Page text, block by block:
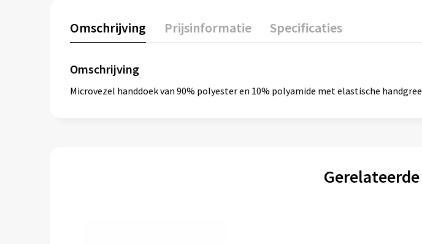
Omschrijving Prijsinformatie Specificaties
Omschrijving
Microvezel handdoek van 90% polyester en 10% polyamide met elastische